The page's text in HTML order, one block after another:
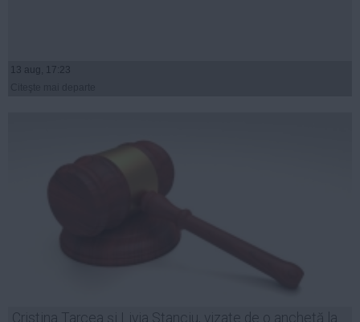
13 aug, 17:23
Cristina Tarcea și Livia Stanciu, vizate de o anchetă la